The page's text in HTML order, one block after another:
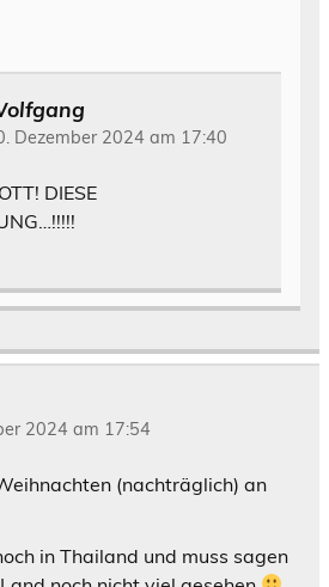
Dezember 2024 am 17:40
DIESE
2024 am 17:54
(nachträglich) an
in Thailand und muss sagen